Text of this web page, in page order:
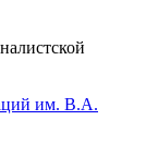
им. В.А.